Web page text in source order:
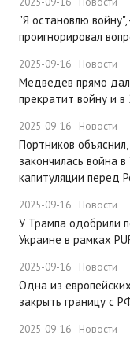
​"Я остановлю
проигнорировал
2025-09-16 Новости
Медведев прямо дал
прекратит войну и в
2025-09-16 Новости
Портников
закончилась война
капитуляции перед
2025-09-16 Новости
У Трампа одобрили
Украине в рамках
2025-09-16 Новости
Одна из
закрыть границу с
2025-09-16 Новости